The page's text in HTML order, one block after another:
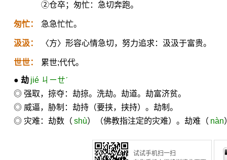
②仓卒；匆忙：急切奔跑。
匆忙： 急急忙忙。
汲汲： 〈方〉形容心情急切，努力追求：汲汲于富贵。
世世： 累世;代代。
● 劫 jié ㄐㄧㄝˊ
◎ 强取，掠夺：劫掠。洗劫。劫道。劫富济贫。
◎ 威逼，胁制：劫持（要挟，挟持）。劫制。
◎ 灾难：劫数（ shù）（佛教指注定的灾难）。劫难（ nàn
试试手机扫一扫